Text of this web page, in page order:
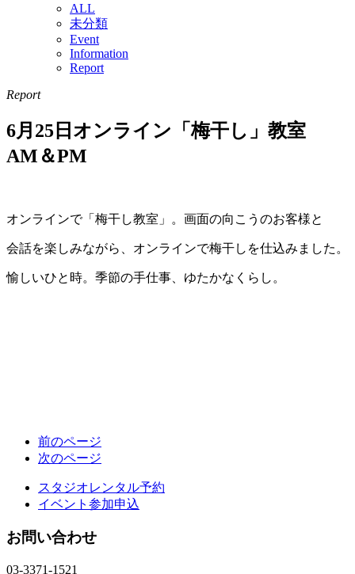
ALL
未分類
Event
Information
Report
Report
6月25日オンライン「梅干し」教室
AM＆PM
オンラインで「梅干し教室」。画面の向こうのお客様と
会話を楽しみながら、オンラインで梅干しを仕込みました。
愉しいひと時。季節の手仕事、ゆたかなくらし。
前のページ
次のページ
スタジオレンタル予約
イベント参加申込
お問い合わせ
03-3371-1521